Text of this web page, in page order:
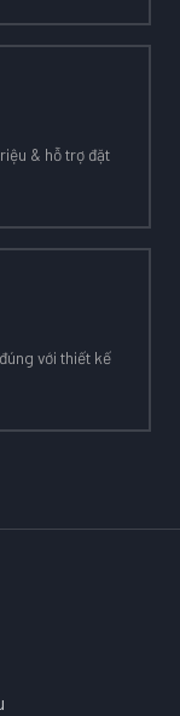
& hỗ trợ đặt
với thiết kế